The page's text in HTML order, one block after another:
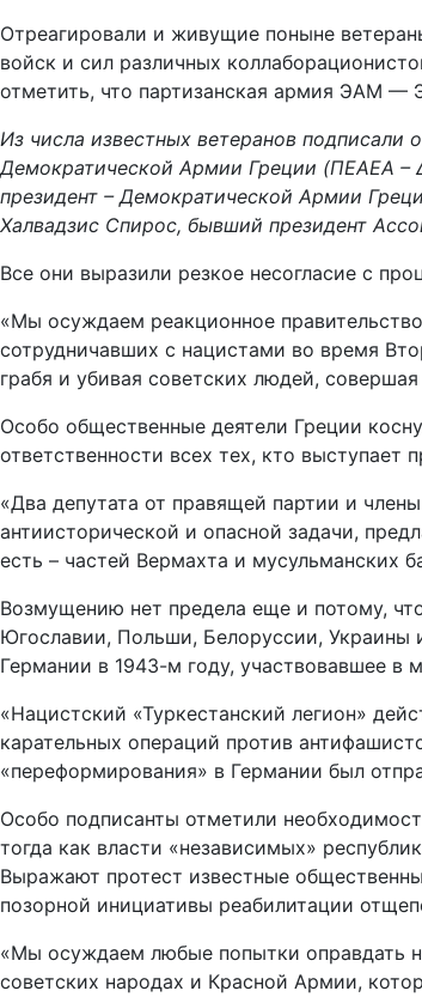
Отреагировали и живущие поныне
войск и сил различных
отметить, что партизанская армия ЭAM
Из числа известных ветеранов подписали
Демократической Армии Греции (ΠΕΑΕΑ –
президент – Демократической Армии
Халвадзис Спирос, бывший президент
Все они выразили резкое несогласие с
«Мы осуждаем реакционное
сотрудничавших с нацистами во время
грабя и убивая советских людей,
Особо общественные деятели Греции
ответственности всех тех, кто выступает
«Два депутата от правящей партии и
антиисторической и опасной задачи,
есть – частей Вермахта и мусульманских
Возмущению нет предела еще и потому,
Югославии, Польши, Белоруссии, Украины
Германии в 1943-м году, участвовавшее в
«Нацистский «Туркестанский легион»
карательных операций против
«переформирования» в Германии был
Особо подписанты отметили
тогда как власти «независимых»
Выражают протест известные
позорной инициативы реабилитации
«Мы осуждаем любые попытки оправдать
советских народах и Красной Армии,